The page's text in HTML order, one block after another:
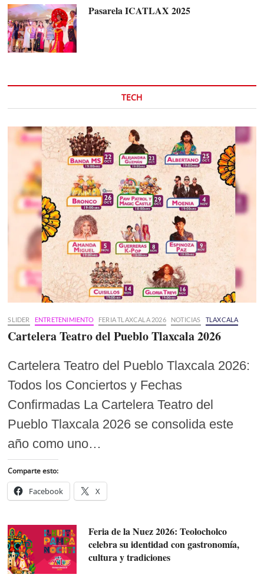
Pasarela ICATLAX 2025
TECH
SLIDER ENTRETENIMIENTO FERIA TLAXCALA 2026 NOTICIAS TLAXCALA
Cartelera Teatro del Pueblo Tlaxcala 2026
Cartelera Teatro del Pueblo Tlaxcala 2026:
Todos los Conciertos y Fechas
Confirmadas La Cartelera Teatro del
Pueblo Tlaxcala 2026 se consolida este
año como uno…
Comparte esto:
Facebook X
Feria de la Nuez 2026: Teolocholco
celebra su identidad con gastronomía,
cultura y tradiciones